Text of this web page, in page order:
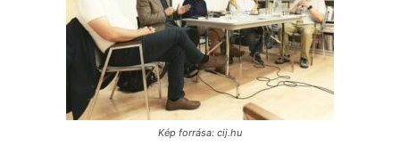
Kép forrása: cij.hu